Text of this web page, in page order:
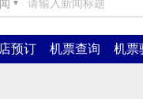
▼
预订 机票查询 机票